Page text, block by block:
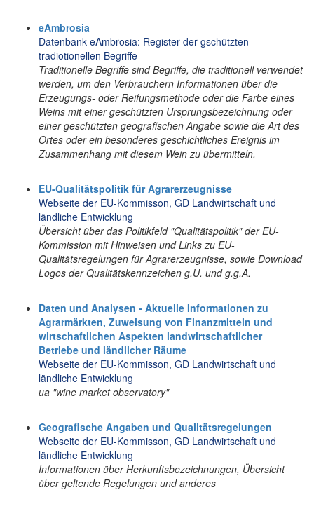
eAmbrosia
Datenbank eAmbrosia: Register der gschützten
tradiotionellen Begriffe
Traditionelle Begriffe sind Begriffe, die traditionell verwendet
werden, um den Verbrauchern Informationen über die
Erzeugungs- oder Reifungsmethode oder die Farbe eines
Weins mit einer geschützten Ursprungsbezeichnung oder
einer geschützten geografischen Angabe sowie die Art des
Ortes oder ein besonderes geschichtliches Ereignis im
Zusammenhang mit diesem Wein zu übermitteln.
EU-Qualitätspolitik für Agrarerzeugnisse
Webseite der EU-Kommisson, GD Landwirtschaft und
ländliche Entwicklung
Übersicht über das Politikfeld "Qualitätspolitik" der EU-
Kommission mit Hinweisen und Links zu EU-
Qualitätsregelungen für Agrarerzeugnisse, sowie Download
Logos der Qualitätskennzeichen g.U. und g.g.A.
Daten und Analysen - Aktuelle Informationen zu
Agrarmärkten, Zuweisung von Finanzmitteln und
wirtschaftlichen Aspekten landwirtschaftlicher
Betriebe und ländlicher Räume
Webseite der EU-Kommisson, GD Landwirtschaft und
ländliche Entwicklung
ua "wine market observatory"
Geografische Angaben und Qualitätsregelungen
Webseite der EU-Kommisson, GD Landwirtschaft und
ländliche Entwicklung
Informationen über Herkunftsbezeichnungen, Übersicht
über geltende Regelungen und anderes